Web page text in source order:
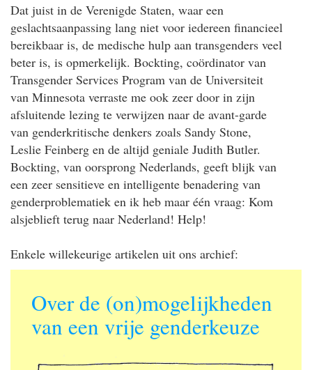
Dat juist in de Verenigde Staten, waar een
geslachtsaanpassing lang niet voor iedereen financieel
bereikbaar is, de medische hulp aan transgenders veel
beter is, is opmerkelijk. Bockting, coördinator van
Transgender Services Program van de Universiteit
van Minnesota verraste me ook zeer door in zijn
afsluitende lezing te verwijzen naar de avant-garde
van genderkritische denkers zoals Sandy Stone,
Leslie Feinberg en de altijd geniale Judith Butler.
Bockting, van oorsprong Nederlands, geeft blijk van
een zeer sensitieve en intelligente benadering van
genderproblematiek en ik heb maar één vraag: Kom
alsjeblieft terug naar Nederland! Help!
Enkele willekeurige artikelen uit ons archief:
Over de (on)mogelijkheden
van een vrije genderkeuze